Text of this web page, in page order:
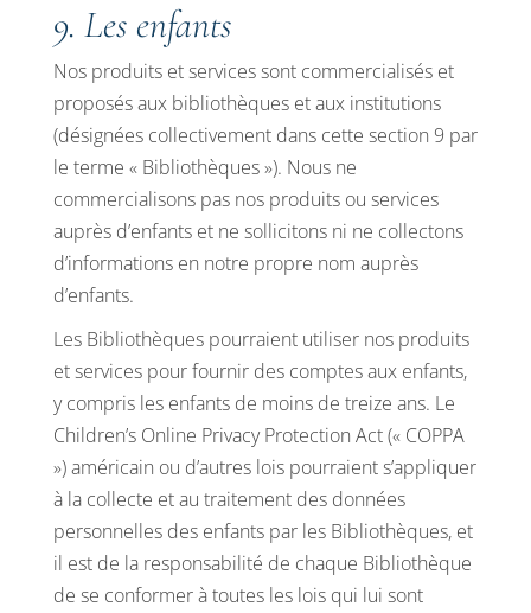
9. Les enfants
Nos produits et services sont commercialisés et
proposés aux bibliothèques et aux institutions
(désignées collectivement dans cette section 9 par
le terme « Bibliothèques »). Nous ne
commercialisons pas nos produits ou services
auprès d’enfants et ne sollicitons ni ne collectons
d’informations en notre propre nom auprès
d’enfants.
Les Bibliothèques pourraient utiliser nos produits
et services pour fournir des comptes aux enfants,
y compris les enfants de moins de treize ans. Le
Children’s Online Privacy Protection Act (« COPPA
») américain ou d’autres lois pourraient s’appliquer
à la collecte et au traitement des données
personnelles des enfants par les Bibliothèques, et
il est de la responsabilité de chaque Bibliothèque
de se conformer à toutes les lois qui lui sont